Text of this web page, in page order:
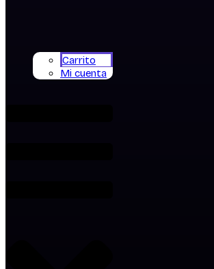
Carrito
Mi cuenta